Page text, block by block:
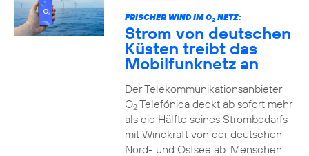
FRISCHER WIND IM O2NETZ:
Strom von deutschen
Küsten treibt das
Mobilfunknetz an
Der Telekommunikationsanbieter
O2Telefónica deckt ab sofort mehr
als die Hälfte seines Strombedarfs
mit Windkraft von der deutschen
Nord- und Ostsee ab. Menschen